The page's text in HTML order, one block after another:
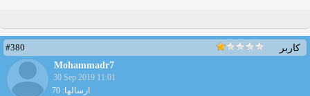
کاربر
#380
Mohammadr7
30 Sep 2019 11:01
ارسالها: 70